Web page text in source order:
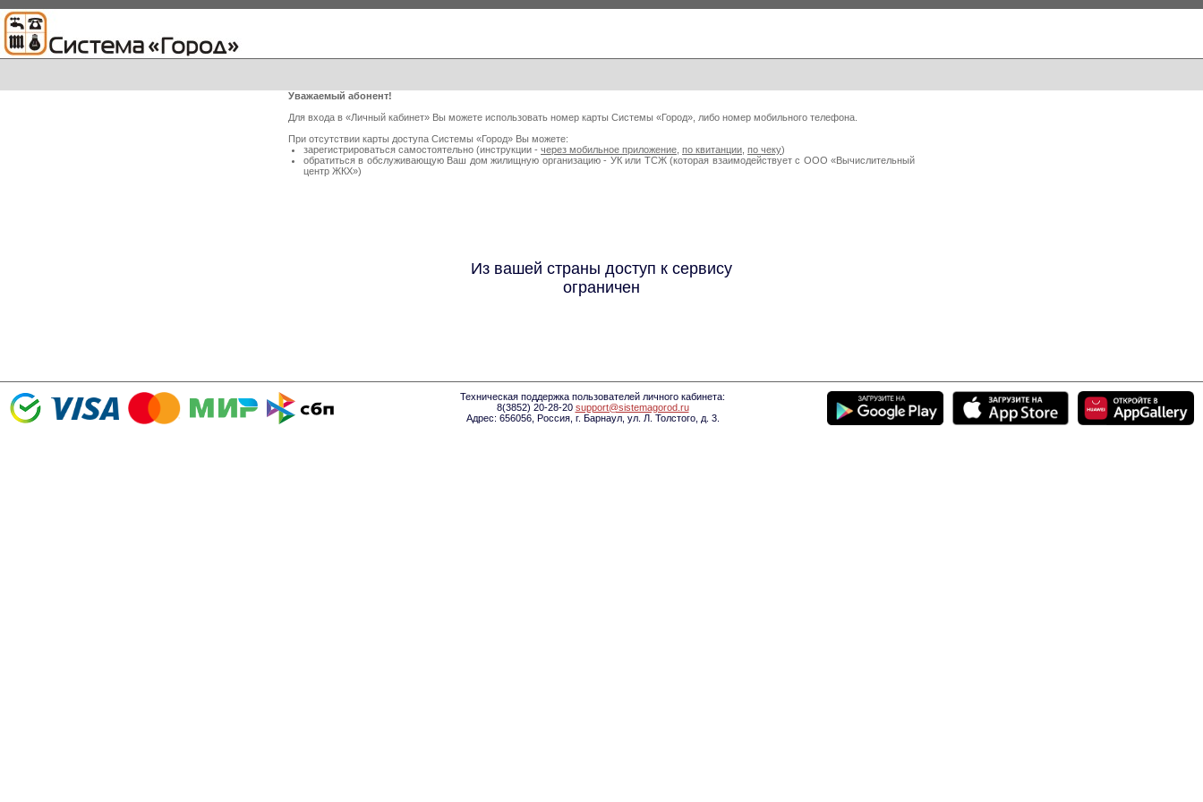
Уважаемый абонент!
Для входа в «Личный кабинет» Вы можете использовать номер карты Системы «Город», либо номер мобильного телефона.
При отсутствии карты доступа Системы «Город» Вы можете:
зарегистрироваться самостоятельно (инструкции - через мобильное приложение по квитанции по чеку)
обратиться в обслуживающую Ваш дом жилищную организацию - УК или ТСЖ (которая взаимодействует с ООО «Вычислительный
центр ЖКХ»)
Из вашей страны доступ к сервису
ограничен
Техническая поддержка пользователей личного кабинета:
8(3852) 20-28-20 support@sistemagorod.ru
Адрес: 656056, Россия, г. Барнаул, ул. Л. Толстого, д. 3.